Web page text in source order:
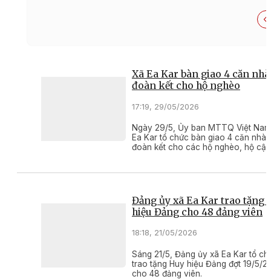
Xã Ea Kar bàn giao 4 căn
đoàn kết cho hộ nghèo
17:19, 29/05/2026
Ngày 29/5, Ủy ban MTTQ Việt
Ea Kar tổ chức bàn giao 4 căn nhà
đoàn kết cho các hộ nghèo, hộ cận
Đảng ủy xã Ea Kar trao tặng
hiệu Đảng cho 48 đảng viên
18:18, 21/05/2026
Sáng 21/5, Đảng ủy xã Ea Kar tổ
trao tặng Huy hiệu Đảng đợt 19/5/
cho 48 đảng viên.